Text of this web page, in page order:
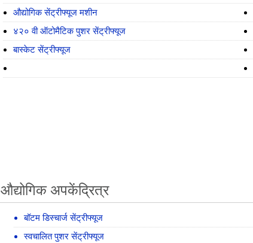
औद्योगिक सेंट्रीफ्यूज मशीन
४२० वी ऑटोमैटिक पुशर सेंट्रीफ्यूज
बास्केट सेंट्रीफ्यूज
औद्योगिक अपकेंद्रित्र
बॉटम डिस्चार्ज सेंट्रीफ्यूज
स्वचालित पुशर सेंट्रीफ्यूज